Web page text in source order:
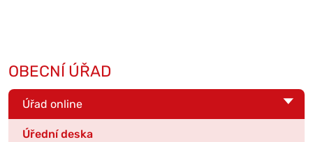
OBECNÍ ÚŘAD
Úřad online
Úřední deska